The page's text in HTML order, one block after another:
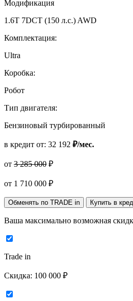
Модификация
1.6T 7DCT (150 л.с.) AWD
Комплектация:
Ultra
Коробка:
Робот
Тип двигателя:
Бензиновый турбированный
в кредит от: 32 192 ₽/мес.
от 3 285 000 ₽
от 1 710 000 ₽
Обменять по TRADE in Купить в
Ваша максимально возможная
Trade in
Скидка: 100 000 ₽